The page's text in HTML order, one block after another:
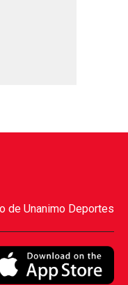
de Unanimo Deportes